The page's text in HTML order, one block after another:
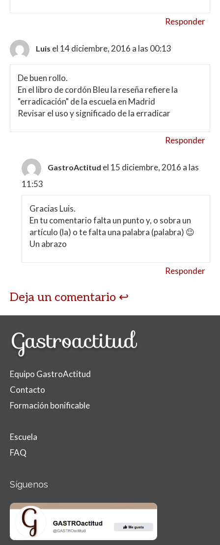
Responder
Luis el 14 diciembre, 2016 a las 00:13
De buen rollo.
En el libro de cordón Bleu la reseña refiere la
"erradicación" de la escuela en Madrid
Revisar el uso y significado de la erradicar
Responder
GastroActitud el 15 diciembre, 2016 a las
11:53
Gracias Luis.
En tu comentario falta un punto y, o sobra un
artículo (la) o te falta una palabra (palabra) 😉
Un abrazo
Responder
Deja un comentario
Equipo GastroActitud
Contacto
Formación bonificable
Escuela
FAQ
Síguenos